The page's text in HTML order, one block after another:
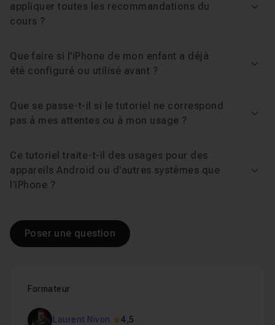
France pendant plus de 11 ans. Créateur de contenu
8000 utilisateurs, professionnels comme particuliers. Il
connaît l'iPhone de l'intérieur et vous transmet ici
vraiment.
Le danger, ce n'est pas l'iPhone, c'est l'absence de
numérique de votre enfant.
Suivez la formation, configurez tout en une heure et
gagnez votre tranquillité d'esprit.
Formateur
Laurent Nivon
4,5
appliquer toutes les recommandations du
cours ?
Que faire si l'iPhone de mon enfant a déjà
été configuré ou utilisé avant ?
Que se passe-t-il si le tutoriel ne correspond
pas à mes attentes ou à mon usage ?
Ce tutoriel traite-t-il des usages pour des
appareils Android ou d'autres systèmes que
l'iPhone ?
Poser une question